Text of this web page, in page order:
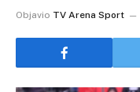
Objavio TV Arena Sport